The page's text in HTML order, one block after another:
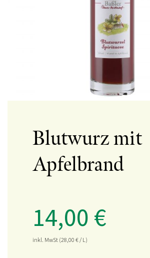
Blutwurz mit
Apfelbrand
14,00€
inkl. MwSt(28,00€/ L)